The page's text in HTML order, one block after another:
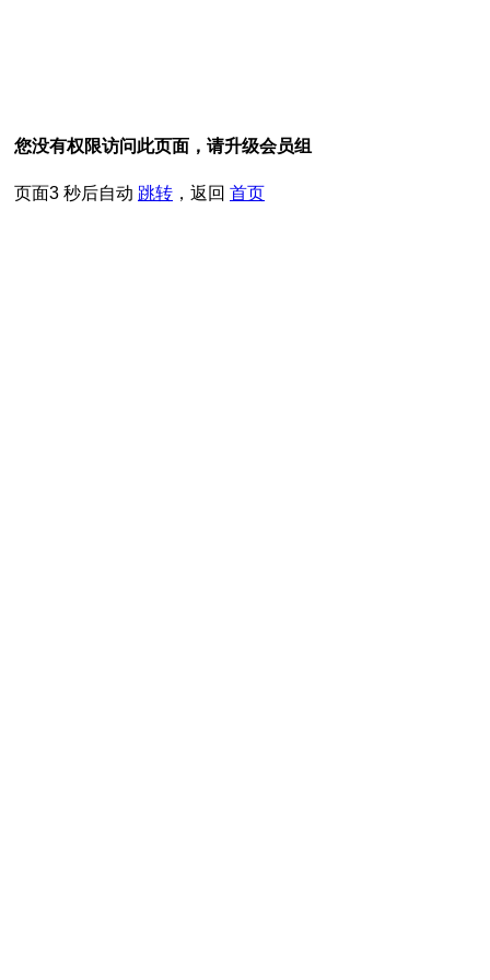
您没有权限访问此页面，请升级会员组
页面3 秒后自动 跳转 ，返回 首页